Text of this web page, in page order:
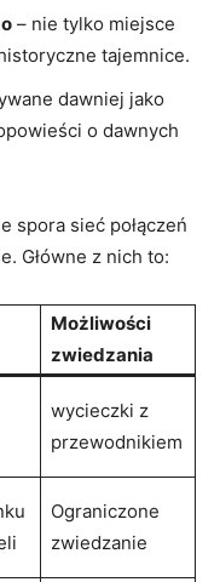
– nie tylko miejsce
tajemnice.
dawniej jako
o dawnych
spora sieć połączeń
Główne z nich to:
Możliwości
zwiedzania
wycieczki z
przewodnikiem
Ograniczone
zwiedzanie